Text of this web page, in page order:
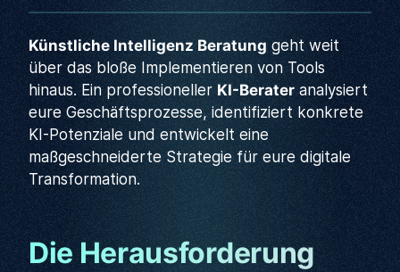
Künstliche Intelligenz Beratung geht weit
über das bloße Implementieren von Tools
hinaus. Ein professioneller KI-Berater analysiert
eure Geschäftsprozesse, identifiziert konkrete
KI-Potenziale und entwickelt eine
maßgeschneiderte Strategie für eure digitale
Transformation.
Die Herausforderung